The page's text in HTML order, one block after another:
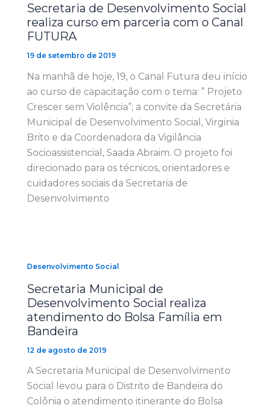
Secretaria de Desenvolvimento Social
realiza curso em parceria com o Canal
FUTURA
19 de setembro de 2019
Na manhã de hoje, 19, o Canal Futura deu início
ao curso de capacitação com o tema: ” Projeto
Crescer sem Violência”; a convite da Secretária
Municipal de Desenvolvimento Social, Virginia
Brito e da Coordenadora da Vigilância
Socioassistencial, Saada Abraim. O projeto foi
direcionado para os técnicos, orientadores e
cuidadores sociais da Secretaria de
Desenvolvimento
Desenvolvimento Social
Secretaria Municipal de
Desenvolvimento Social realiza
atendimento do Bolsa Família em
Bandeira
12 de agosto de 2019
A Secretaria Municipal de Desenvolvimento
Social levou para o Distrito de Bandeira do
Colônia o atendimento itinerante do Bolsa